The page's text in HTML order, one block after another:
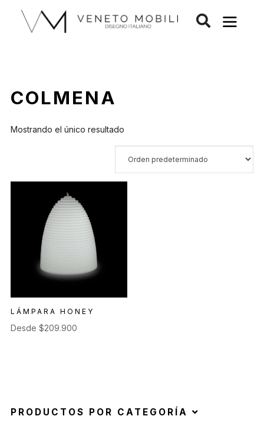
contenido
COLMENA
Mostrando el único resultado
LÁMPARA HONEY
Desde $209.900
PRODUCTOS POR CATEGORÍA